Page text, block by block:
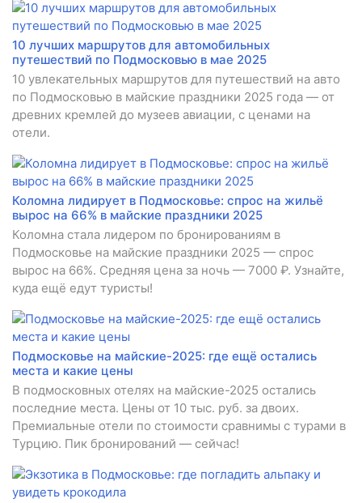
10 лучших маршрутов для автомобильных
путешествий по Подмосковью в мае 2025
10 увлекательных маршрутов для путешествий на авто
по Подмосковью в майские праздники 2025 года — от
древних кремлей до музеев авиации, с ценами на
отели.
Коломна лидирует в Подмосковье: спрос на жильё
вырос на 66% в майские праздники 2025
Коломна стала лидером по бронированиям в
Подмосковье на майские праздники 2025 — спрос
вырос на 66%. Средняя цена за ночь — 7000 ₽. Узнайте,
куда ещё едут туристы!
Подмосковье на майские-2025: где ещё остались
места и какие цены
В подмосковных отелях на майские-2025 остались
последние места. Цены от 10 тыс. руб. за двоих.
Премиальные отели по стоимости сравнимы с турами в
Турцию. Пик бронирований — сейчас!